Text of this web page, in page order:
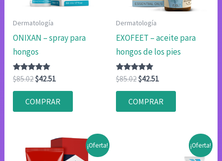
Dermatología
ONIXAN – spray para
hongos
Valorado
con
4.83
de 5
$85.02El
original
era:
$42.51
actual
es:
COMPRAR
Dermatología
EXOFEET – aceite para
hongos de los pies
Valorado
con
4.75
$85.02El
original
era:
$42.51
actual
es:
COMPRAR
¡Oferta! ¡Oferta!